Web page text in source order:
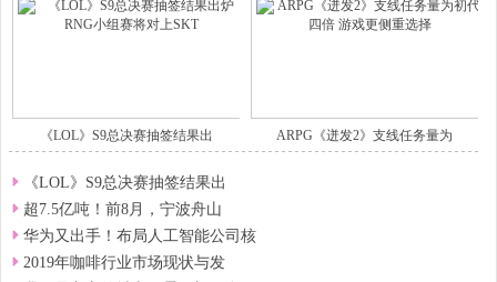
《LOL》S9总决赛抽签结果出 ARPG《迸发2》支线任务量为
《LOL》S9总决赛抽签结果出
超7.5亿吨！前8月，宁波舟山
华为又出手！布局人工智能公司核
2019年咖啡行业市场现状与发